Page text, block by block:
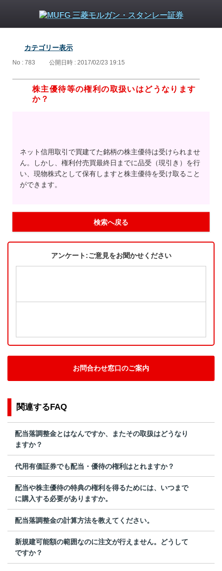
カテゴリー表示
No : 783 公開日時 : 2017/02/23 19:15
株主優待等の権利の取扱いはどうなります
か？
ネット信用取引で買建てた銘柄の株主優待は受けられませ
ん。しかし、権利付売買最終日までに品受（現引き）を行
い、現物株式として保有しますと株主優待を受け取ること
ができます。
検索へ戻る
アンケート:ご意見をお聞かせください
お問合わせ窓口のご案内
関連するFAQ
配当落調整金とはなんですか、またその取扱はどうなり
ますか？
代用有価証券でも配当・優待の権利はとれますか？
配当や株主優待の特典の権利を得るためには、いつまで
に購入する必要がありますか。
配当落調整金の計算方法を教えてください。
新規建可能額の範囲なのに注文が行えません。どうして
ですか？